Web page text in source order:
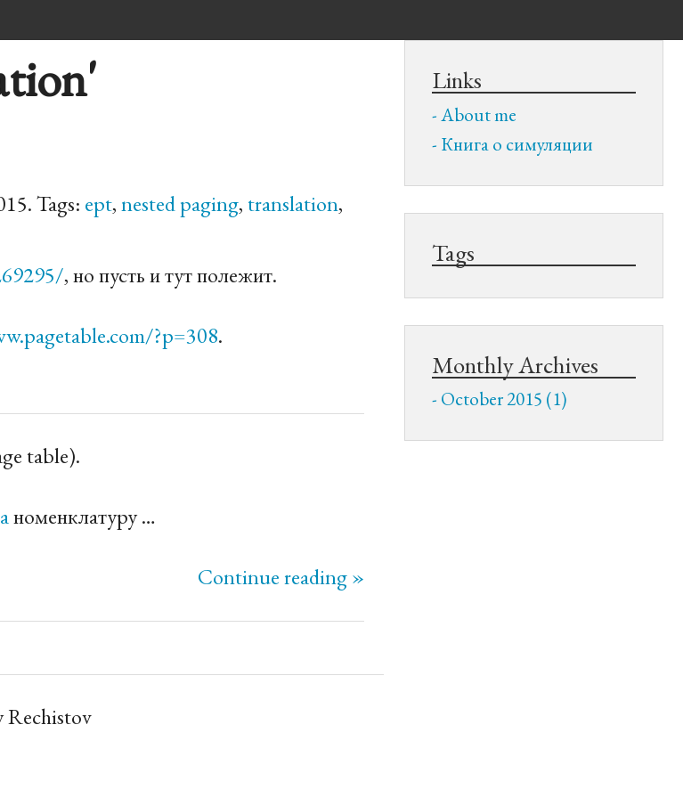
Tags: ept,nested paging, translation,
, но пусть и тут полежит.
?p=308.
table).
номенклатуру …
Continue reading »
Links
About me
Книга о симуляции
Tags
Monthly Archives
October 2015 (1)